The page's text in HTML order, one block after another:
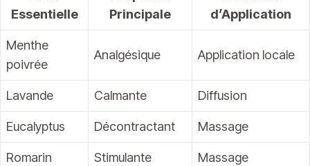
Essentielle
Principale
d’Application
Menthe
poivrée
Analgésique Application locale
Lavande Calmante Diffusion
Eucalyptus Décontractant Massage
Romarin Stimulante Massage